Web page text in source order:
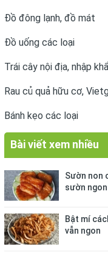
Đồ đông lạnh, đồ mát
Đồ uống các loại
Trái cây nội địa, nhập
Rau củ quả hữu cơ,
Bánh kẹo các loại
Bài viết xem nhiều
Sườn non
sườn ngon
Bật mí
vẫn ngon